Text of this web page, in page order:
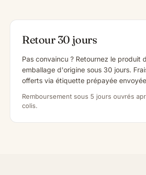
Retour 30 jours
Pas convaincu ? Retournez le produit
emballage d'origine sous 30 jours.
offerts via étiquette prépayée
Remboursement sous 5 jours ouvrés
colis.